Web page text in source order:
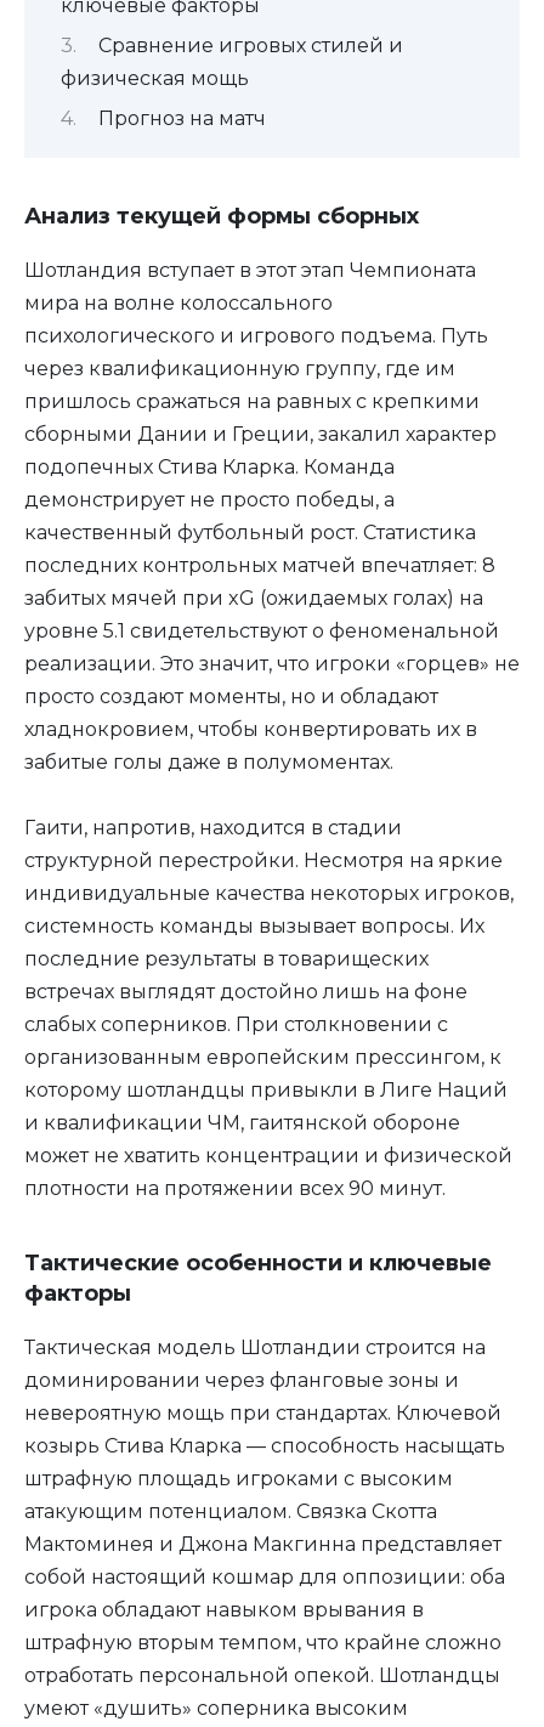
ключевые факторы
Сравнение игровых стилей и
физическая мощь
Прогноз на матч
Анализ текущей формы сборных
Шотландия вступает в этот этап Чемпионата
мира на волне колоссального
психологического и игрового подъема. Путь
через квалификационную группу, где им
пришлось сражаться на равных с крепкими
сборными Дании и Греции, закалил характер
подопечных Стива Кларка. Команда
демонстрирует не просто победы, а
качественный футбольный рост. Статистика
последних контрольных матчей впечатляет: 8
забитых мячей при xG (ожидаемых голах) на
уровне 5.1 свидетельствуют о феноменальной
реализации. Это значит, что игроки «горцев» не
просто создают моменты, но и обладают
хладнокровием, чтобы конвертировать их в
забитые голы даже в полумоментах.
Гаити, напротив, находится в стадии
структурной перестройки. Несмотря на яркие
индивидуальные качества некоторых игроков,
системность команды вызывает вопросы. Их
последние результаты в товарищеских
встречах выглядят достойно лишь на фоне
слабых соперников. При столкновении с
организованным европейским прессингом, к
которому шотландцы привыкли в Лиге Наций
и квалификации ЧМ, гаитянской обороне
может не хватить концентрации и физической
плотности на протяжении всех 90 минут.
Тактические особенности и ключевые
факторы
Тактическая модель Шотландии строится на
доминировании через фланговые зоны и
невероятную мощь при стандартах. Ключевой
козырь Стива Кларка — способность насыщать
штрафную площадь игроками с высоким
атакующим потенциалом. Связка Скотта
Мактоминея и Джона Макгинна представляет
собой настоящий кошмар для оппозиции: оба
игрока обладают навыком врывания в
штрафную вторым темпом, что крайне сложно
отработать персональной опекой. Шотландцы
умеют «душить» соперника высоким